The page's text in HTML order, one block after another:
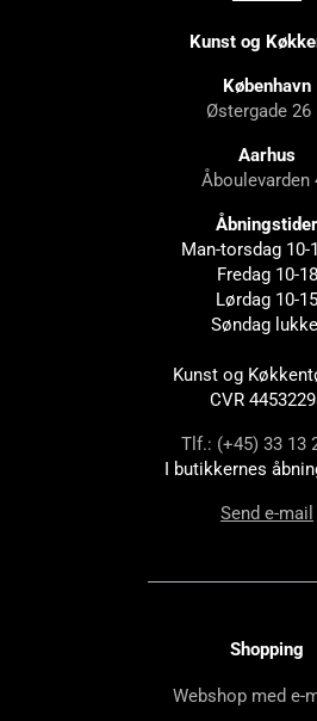
Kunst og
København
Østergade 26
Aarhus
Åboulevarden
Åbningstider
Man-torsdag 10-
Fredag 10-18
Lørdag 10-15
Søndag
Kunst og
CVR
Tlf.: (+45) 33 13
I butikkernes
Send e-mail
Shopping
Webshop med e-